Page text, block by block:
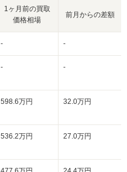
1ヶ月前の買取
価格相場
前月からの差額
- -
- -
598.6万円 32.0万円
536.2万円 27.0万円